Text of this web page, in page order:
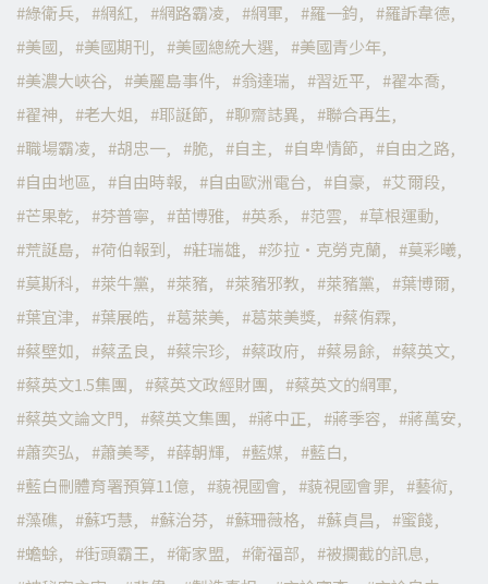
綠衛兵
網紅 網路霸凌 網軍 羅一鈞
羅訴韋德
美國
美國期刊 美國總統大選
美國青少年
美濃大峽谷
美麗島事件 翁達瑞 習近平
翟本喬
翟神
老大姐 耶誕節 聊齋誌異
聯合再生
職場霸凌
胡忠一 脆 自主 自卑情節
自由之路
自由地區
自由時報 自由歐洲電台 自豪
艾爾段
芒果乾
芬普寧 苗博雅 英系 范雲
草根運動
荒誕島
荷伯報到 莊瑞雄 莎拉·克勞克蘭
莫彩曦
莫斯科
萊牛黨 萊豬 萊豬邪教 萊豬黨
葉博爾
葉宜津
葉展皓 葛萊美 葛萊美獎
蔡侑霖
蔡壁如
蔡孟良 蔡宗珍 蔡政府 蔡易餘
蔡英文
蔡英文1.5集團
蔡英文政經財團
蔡英文的網軍
蔡英文論文門
蔡英文集團 蔣中正 蔣季容
蔣萬安
蕭奕弘
蕭美琴 薛朝輝 藍媒
藍白
藍白刪體育署預算11億
藐視國會 藐視國會罪
藝術
藻礁
蘇巧慧 蘇治芬 蘇珊薇格 蘇貞昌
蜜餞
蟾蜍
街頭霸王 衛家盟 衛福部
被攔截的訊息